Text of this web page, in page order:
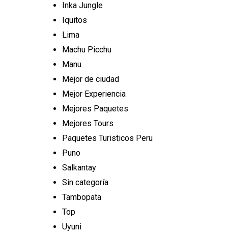
Inka Jungle
Iquitos
Lima
Machu Picchu
Manu
Mejor de ciudad
Mejor Experiencia
Mejores Paquetes
Mejores Tours
Paquetes Turisticos Peru
Puno
Salkantay
Sin categoría
Tambopata
Top
Uyuni